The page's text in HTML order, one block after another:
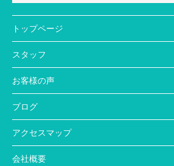
トップページ
スタッフ
お客様の声
ブログ
アクセスマップ
会社概要